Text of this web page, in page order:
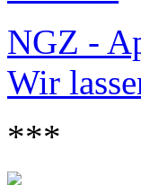
NGZ -
Wir
***